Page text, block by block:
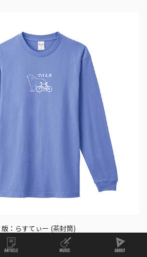
版：らすてぃー (茶封筒)